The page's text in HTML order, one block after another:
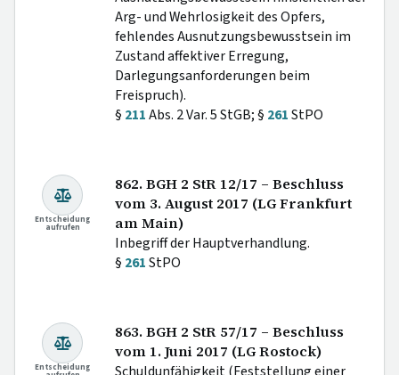
Arg- und Wehrlosigkeit des Opfers,
fehlendes Ausnutzungsbewusstsein im
Zustand affektiver Erregung,
Darlegungsanforderungen beim
Freispruch).
§ 211Abs. 2 Var. 5 StGB; § 261StPO
Entscheidung
aufrufen
862. BGH 2 StR 12/17 – Beschluss
vom 3. August 2017 (LG Frankfurt
am Main)
Inbegriff der Hauptverhandlung.
§ 261StPO
Entscheidung
863. BGH 2 StR 57/17 – Beschluss
vom 1. Juni 2017 (LG Rostock)